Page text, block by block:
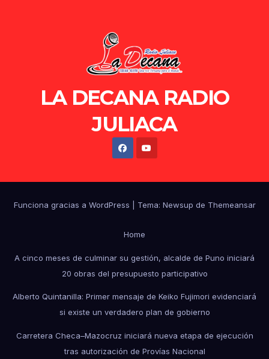
LA DECANA RADIO
JULIACA
Funciona gracias a WordPress Tema: Newsup de Themeansar
Home
A cinco meses de culminar su gestión, alcalde de Puno iniciará
20 obras del presupuesto participativo
Alberto Quintanilla: Primer mensaje de Keiko Fujimori evidenciará
si existe un verdadero plan de gobierno
Carretera Checa–Mazocruz iniciará nueva etapa de ejecución
tras autorización de Provías Nacional